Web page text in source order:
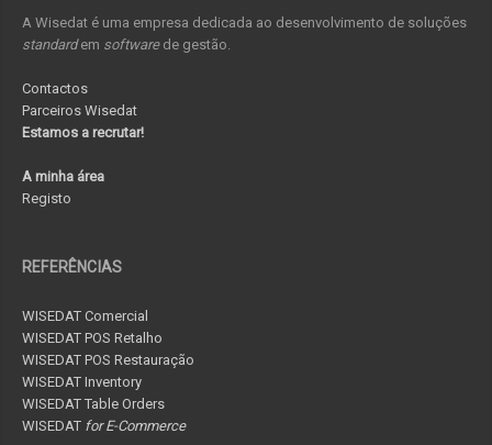
A Wisedat é uma empresa dedicada ao desenvolvimento de soluções
standardem softwarede gestão.
Contactos
Parceiros Wisedat
Estamos a recrutar!
A minha área
Registo
REFERÊNCIAS
WISEDAT Comercial
WISEDAT POS Retalho
WISEDAT POS Restauração
WISEDAT Inventory
WISEDAT Table Orders
WISEDAT for E-Commerce